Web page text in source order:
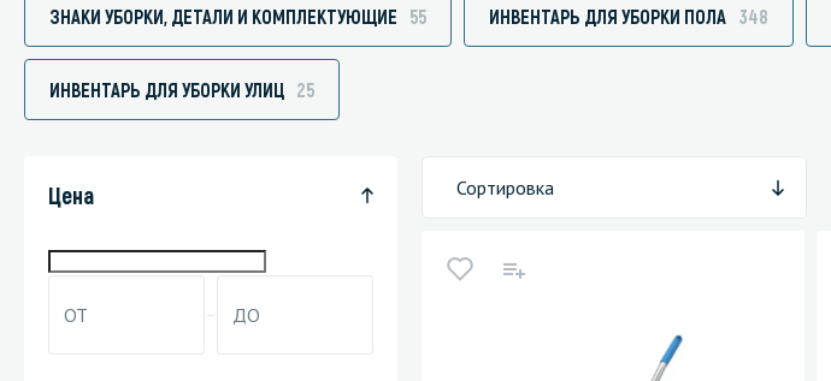
Специализированные чистящие средства
Средства для очистки металлических
поверхностей
Средства для удаления граффити и
ЗНАКИ УБОРКИ, ДЕТАЛИ И КОМПЛЕКТУЮЩИЕ 55 ИНВЕНТАРЬ ДЛЯ УБОРКИ ПОЛА 348
ИНВЕНТАРЬ ДЛЯ УБОРКИ УЛИЦ 25
Цена Сортировка